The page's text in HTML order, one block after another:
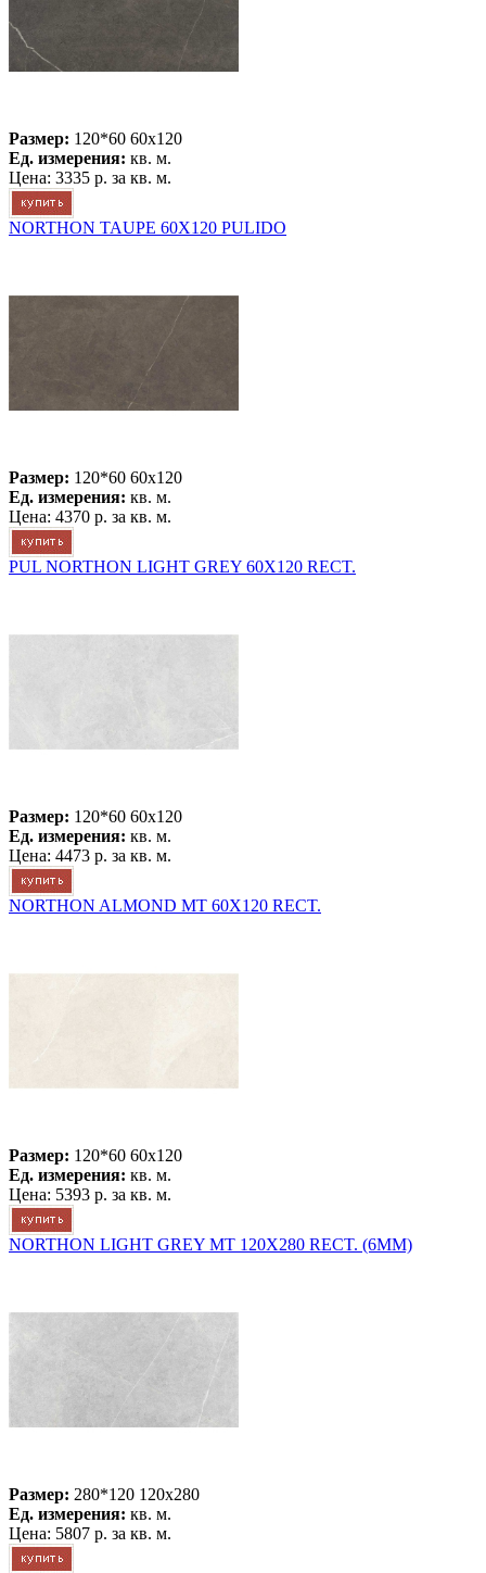
Размер: 120*60 60x120
Ед. измерения: кв. м.
Цена: 3335 р. за кв. м.
NORTHON TAUPE 60X120 PULIDO
Размер: 120*60 60x120
Ед. измерения: кв. м.
Цена: 4370 р. за кв. м.
PUL NORTHON LIGHT GREY 60X120 RECT.
Размер: 120*60 60x120
Ед. измерения: кв. м.
Цена: 4473 р. за кв. м.
NORTHON ALMOND MT 60X120 RECT.
Размер: 120*60 60x120
Ед. измерения: кв. м.
Цена: 5393 р. за кв. м.
NORTHON LIGHT GREY MT 120X280 RECT. (6MM)
Размер: 280*120 120x280
Ед. измерения: кв. м.
Цена: 5807 р. за кв. м.